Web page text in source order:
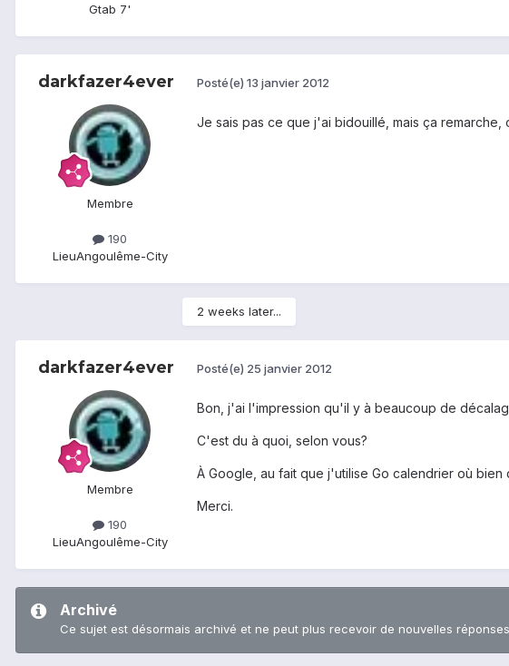
Gtab 7'
darkfazer4ever
Membre
190
LieuAngoulême-City
Posté(e) 13 janvier 2012
Je sais pas ce que j'ai bidouillé, mais ça remarche,
2 weeks later...
darkfazer4ever
Membre
190
LieuAngoulême-City
Posté(e) 25 janvier 2012
Bon, j'ai l'impression qu'il y à beaucoup de
C'est du à quoi, selon vous?
À Google, au fait que j'utilise Go calendrier où bien
Merci.
Archivé
Ce sujet est désormais archivé et ne peut plus recevoir de nouvelles